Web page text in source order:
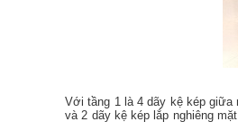
Với tầng 1 là 4 dãy kệ kép giữa
và 2 dãy kệ kép lắp nghiêng